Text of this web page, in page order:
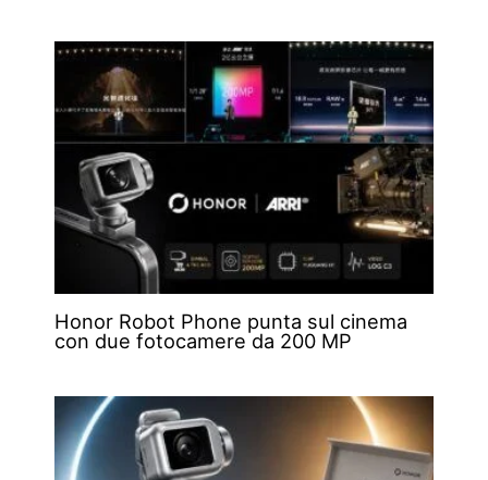
Honor Robot Phone punta sul cinema
con due fotocamere da 200 MP